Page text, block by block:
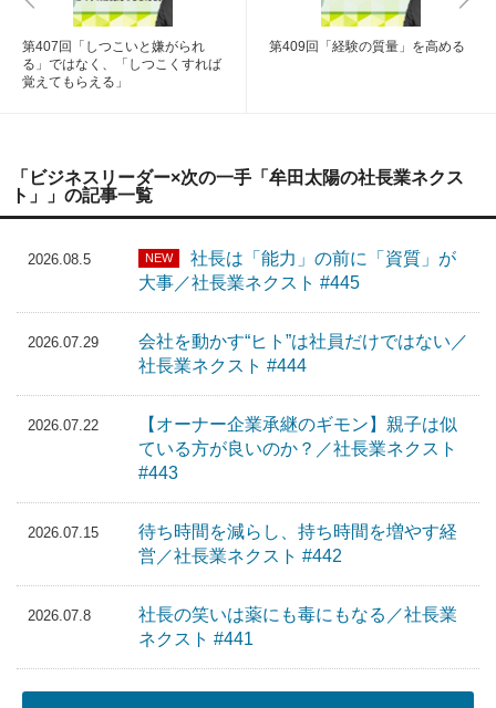
第407回「しつこいと嫌がられ
る」ではなく、「しつこくすれば
覚えてもらえる」
第409回「経験の質量」を高める
「ビジネスリーダー×次の一手「牟田太陽の社長業ネクス
ト」」の記事一覧
2026.08.5 NEW
社長は「能力」の前に「資質」が
大事／社長業ネクスト #445
2026.07.29
会社を動かす“ヒト”は社員だけではない／
社長業ネクスト #444
2026.07.22
【オーナー企業承継のギモン】親子は似
ている方が良いのか？／社長業ネクスト
#443
2026.07.15
待ち時間を減らし、持ち時間を増やす経
営／社長業ネクスト #442
2026.07.8
社長の笑いは薬にも毒にもなる／社長業
ネクスト #441